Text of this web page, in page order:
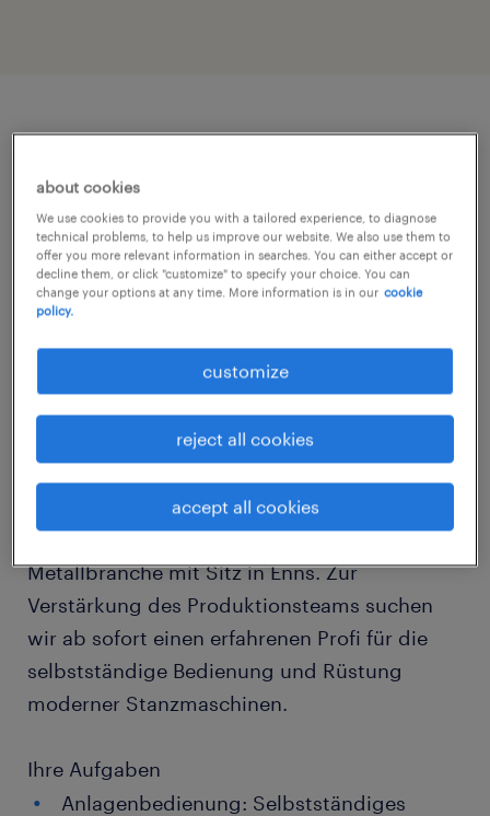
job details
Standort: Enns
Arbeitszeit: Vollzeit (38,5 Stunden / Woche)
Arbeitsmodell: 2-Schicht-Betrieb
Unser Partner ist ein etabliertes und
qualitätsbewusstes Unternehmen aus der
Metallbranche mit Sitz in Enns. Zur
Verstärkung des Produktionsteams suchen
wir ab sofort einen erfahrenen Profi für die
selbstständige Bedienung und Rüstung
moderner Stanzmaschinen.
Ihre Aufgaben
Anlagenbedienung: Selbstständiges
about cookies
We use cookies to provide you with a tailored experience, to diagnose
technical problems, to help us improve our website. We also use them to
offer you more relevant information in searches. You can either accept or
decline them, or click "customize" to specify your choice. You can
change your options at any time. More information is in our cookie
policy.
customize
reject all cookies
accept all cookies